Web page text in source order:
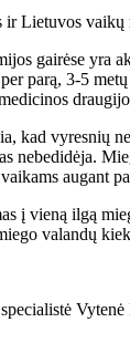
Lietuvos
gairėse yra
parą, 3-5
kad vyresnių
nebedidėja.
augant
į vieną ilgą
valandų